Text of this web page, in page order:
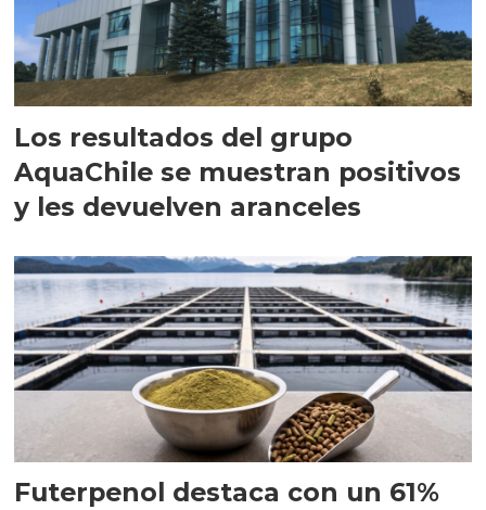
Los resultados del grupo
AquaChile se muestran positivos
y les devuelven aranceles
Futerpenol destaca con un 61%